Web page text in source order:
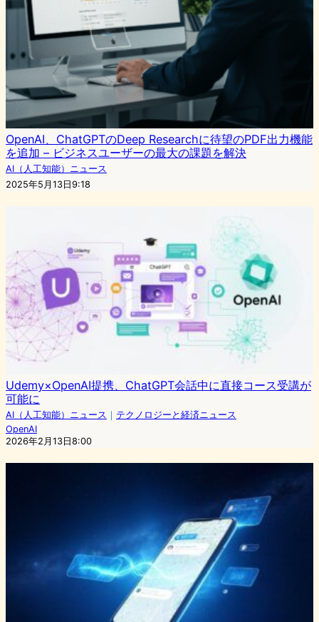
OpenAI、ChatGPTのDeep Researchに待望のPDF出力機能
を追加 – ビジネスユーザーの最大の課題を解決
AI（人工知能）ニュース
2025年5月13日9:18
Udemy×OpenAI提携、ChatGPT会話中に直接コース受講が
可能に
AI（人工知能）ニュース ｜ テクノロジーと経済ニュース
OpenAI
2026年2月13日8:00